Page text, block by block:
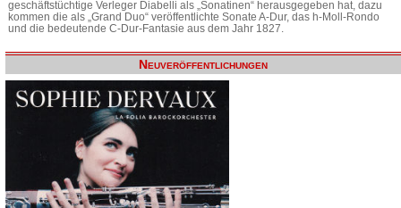
geschäftstüchtige Verleger Diabelli als „Sonatinen“ herausgegeben hat, dazu
kommen die als „Grand Duo“ veröffentlichte Sonate A-Dur, das h-Moll-Rondo
und die bedeutende C-Dur-Fantasie aus dem Jahr 1827.
Neuveröffentlichungen